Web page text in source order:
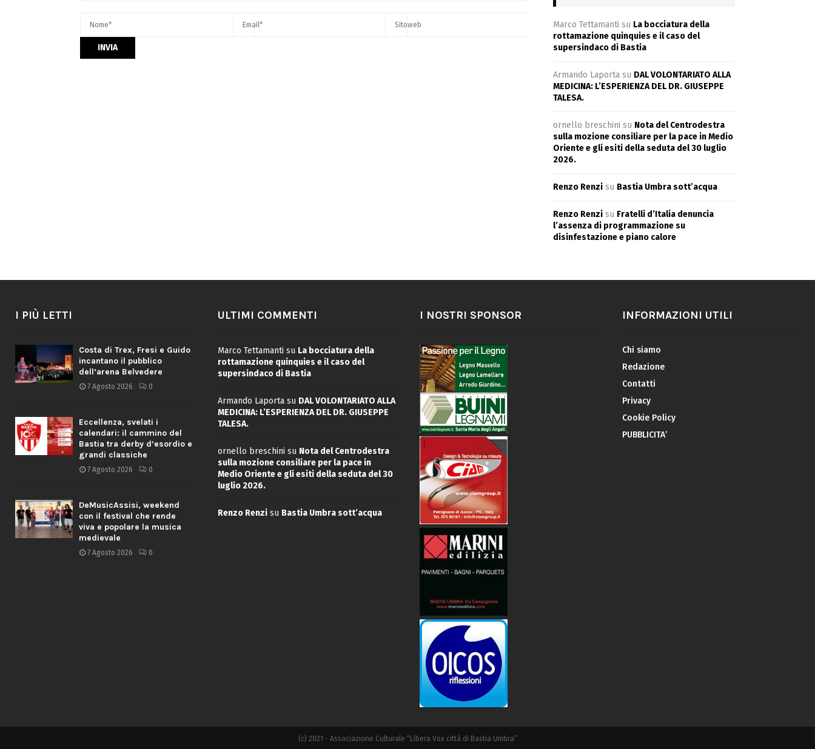
Marco Tettamanti su La bocciatura della
rottamazione quinquies e il caso del
supersindaco di Bastia
Armando Laporta su DAL VOLONTARIATO ALLA
MEDICINA: L’ESPERIENZA DEL DR. GIUSEPPE
TALESA.
ornello breschini su Nota del Centrodestra
sulla mozione consiliare per la pace in Medio
Oriente e gli esiti della seduta del 30 luglio
2026.
Renzo Renzi su Bastia Umbra sott’acqua
Renzo Renzi su Fratelli d’Italia denuncia
l’assenza di programmazione su
disinfestazione e piano calore
I PIÙ LETTI
Costa di Trex, Fresi e Guido
incantano il pubblico
dell’arena Belvedere
7 Agosto 2026 0
Eccellenza, svelati i
calendari: il cammino del
Bastia tra derby d’esordio e
grandi classiche
7 Agosto 2026 0
DeMusicAssisi, weekend
con il festival che rende
viva e popolare la musica
medievale
7 Agosto 2026 0
ULTIMI COMMENTI
Marco Tettamanti su La bocciatura della
rottamazione quinquies e il caso del
supersindaco di Bastia
Armando Laportasu DAL VOLONTARIATO ALLA
MEDICINA: L’ESPERIENZA DEL DR. GIUSEPPE
TALESA.
ornello breschini su Nota del Centrodestra
sulla mozione consiliare per la pace in
Medio Oriente e gli esiti della seduta del 30
luglio 2026.
Renzo Renzisu Bastia Umbra sott’acqua
I NOSTRI SPONSOR INFORMAZIONI UTILI
Chi siamo
Redazione
Contatti
Privacy
Cookie Policy
PUBBLICITA’
(c) 2021 - Associazione Culturale “Libera Vox città di Bastia Umbra”